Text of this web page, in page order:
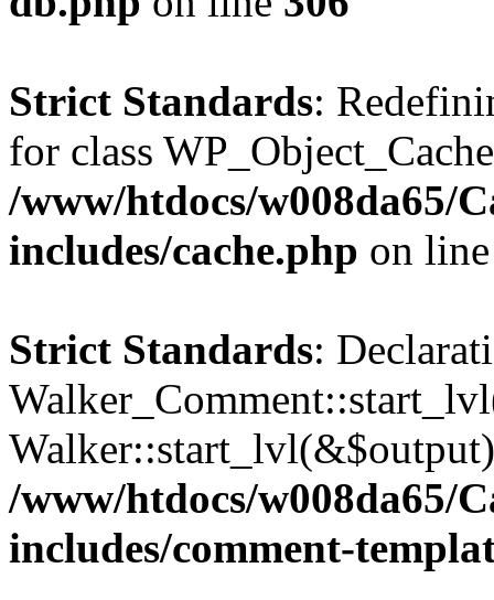
Strict Standards:
for class
/www/htdocs/w008da65/
includes/cache.php on
Strict Standards:
/www/htdocs/w008da65/
includes/comment-